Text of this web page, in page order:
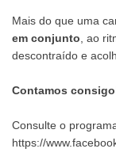
Mais do que uma
em conjunto , ao
descontraído e
Contamos
Consulte o
https://